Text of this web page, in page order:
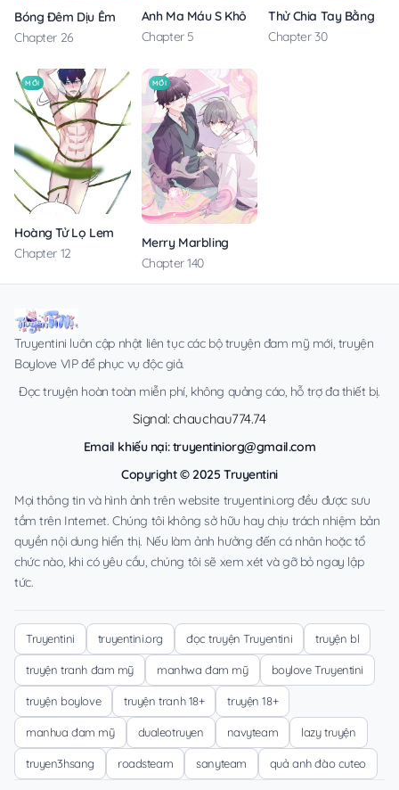
Bóng Đêm Dịu Êm
Chapter 26
Anh Ma Máu S Không Cho Tôi Ngủ Yên
Chapter 5
Thử Chia Tay Bằng
Chapter 30
MỚI
Hoàng Tử Lọ Lem
Chapter 12
MỚI
Merry Marbling
Chapter 140
Truyentini luôn cập nhật liên tục các bộ truyện đam mỹ mới, truyện
Boylove VIP để phục vụ độc giả.
Đọc truyện hoàn toàn miễn phí, không quảng cáo, hỗ trợ đa thiết bị.
Signal: chauchau774.74
Email khiếu nại:truyentiniorg@gmail.com
Copyright © 2025 Truyentini
Mọi thông tin và hình ảnh trên website truyentini.org đều được sưu
tầm trên Internet. Chúng tôi không sở hữu hay chịu trách nhiệm bản
quyền nội dung hiển thị. Nếu làm ảnh hưởng đến cá nhân hoặc tổ
chức nào, khi có yêu cầu, chúng tôi sẽ xem xét và gỡ bỏ ngay lập
tức.
Truyentini truyentini.org đọc truyện Truyentini truyện bl
truyện tranh đam mỹ manhwa đam mỹ boylove Truyentini
truyện boylove truyện tranh 18+ truyện 18+
manhua đam mỹ dualeotruyen navyteam lazy truyện
truyen3hsang roadsteam sanyteam quả anh đào cuteo